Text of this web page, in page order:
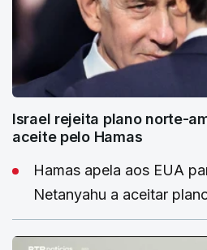
Israel rejeita plano norte-
aceite pelo Hamas
Hamas apela aos EUA
Netanyahu a aceitar